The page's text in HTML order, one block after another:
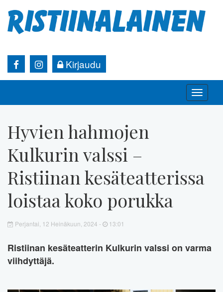
Kirjaudu
Toggle
Hyvien hahmojen
Kulkurin valssi –
Ristiinan kesäteatterissa
loistaa koko porukka
Perjantai, 12 Heinäkuun, 2024 - 13:01
Ristiinan kesäteatterin Kulkurin valssi on varma
viihdyttäjä.